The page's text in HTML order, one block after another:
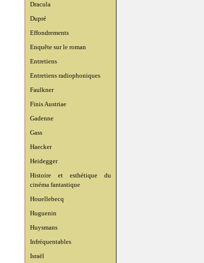
Dracula
Dupré
Effondrements
Enquête sur le roman
Entretiens
Entretiens radiophoniques
Faulkner
Finis Austriae
Gadenne
Gass
Haecker
Heidegger
Histoire et esthétique du
cinéma fantastique
Houellebecq
Huguenin
Huysmans
Infréquentables
Israël